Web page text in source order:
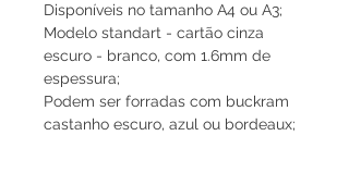
Disponíveis no tamanho A4 ou A3;
Modelo standart - cartão cinza
escuro - branco, com 1.6mm de
espessura;
Podem ser forradas com buckram
castanho escuro, azul ou bordeaux;